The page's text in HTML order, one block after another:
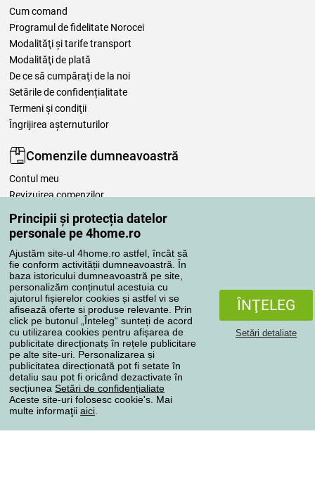
Principii și protecția datelor
personale pe 4home.ro
Ajustăm site-ul 4home.ro astfel, încât să
fie conform activității dumneavoastră. În
baza istoricului dumneavoastră pe site,
personalizăm conținutul acestuia cu
ajutorul fișierelor cookies și astfel vi se
afisează oferte si produse relevante. Prin
click pe butonul „Înteleg“ sunteți de acord
cu utilizarea cookies pentru afișarea de
publicitate direcționatș în rețele publicitare
pe alte site-uri. Personalizarea și
publicitatea direcționată pot fi setate în
detaliu sau pot fi oricând dezactivate în
secțiunea Setări de confidențialiate
Aceste site-uri folosesc cookie's. Mai
multe informaţii aici
ÎNŢELEG
Setări detaliate
Cum comand
Programul de fidelitate Norocei
Modalităţi şi tarife transport
Modalităţi de plată
De ce să cumpăraţi de la noi
Setările de confidențialitate
Termeni şi condiţii
Îngrijirea așternuturilor
Comenzile dumneavoastră
Contul meu
Revizuirea comenzilor
Reclamaţii
Retragere de la contract
Regulile de procesare a recenziilor
Metode de transport
Metode de plată
Magazin de încredere